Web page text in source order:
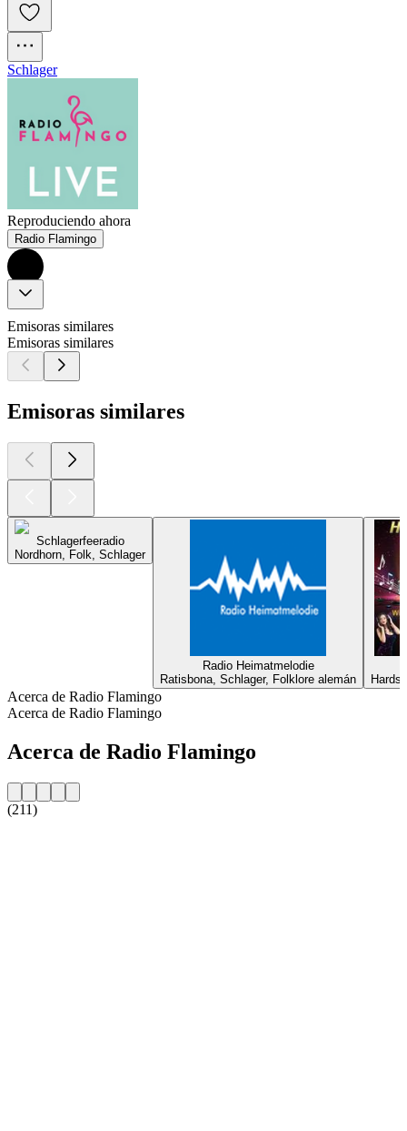
Schlager
Reproduciendo ahora
Radio Flamingo
Emisoras similares
Emisoras similares
Emisoras similares
Schlagerfeeradio
Nordhorn, Folk, Schlager
Radio Heimatmelodie
Ratisbona, Schlager, Folklore alemán
Acerca de Radio Flamingo
Acerca de Radio Flamingo
Acerca de Radio Flamingo
(211)